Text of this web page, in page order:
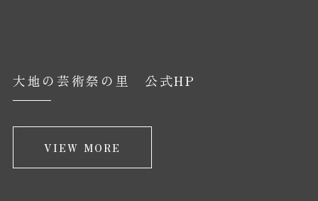
大地の芸術祭の里 公式HP
VIEW MORE